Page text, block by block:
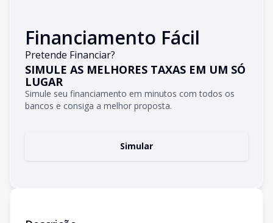
Financiamento Fácil
Pretende Financiar?
SIMULE AS MELHORES TAXAS EM UM SÓ
LUGAR
Simule seu financiamento em minutos com todos os
bancos e consiga a melhor proposta.
Simular